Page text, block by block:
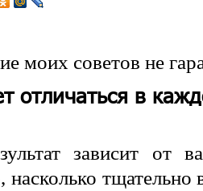
моих советов не
отличаться в
зависит от
насколько